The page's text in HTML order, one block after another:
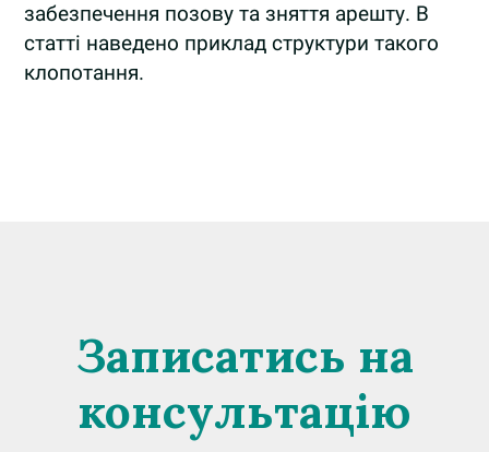
забезпечення позову та зняття арешту. В
статті наведено приклад структури такого
клопотання.
Записатись на
консультацію